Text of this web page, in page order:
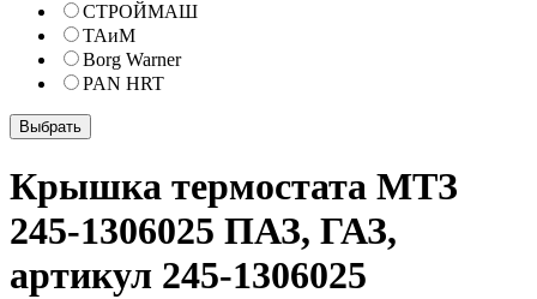
СТРОЙМАШ
ТАиМ
Borg Warner
PAN HRT
Крышка термостата МТЗ
245-1306025 ПАЗ, ГАЗ,
артикул 245-1306025